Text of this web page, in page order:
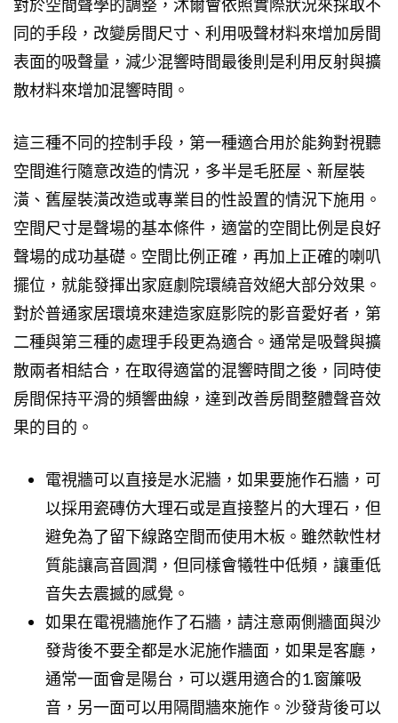
對於空間聲學的調整，沐爾會依照實際狀況來採取不
同的手段，改變房間尺寸、利用吸聲材料來增加房間
表面的吸聲量，減少混響時間最後則是利用反射與擴
散材料來增加混響時間。
這三種不同的控制手段，第一種適合用於能夠對視聽
空間進行隨意改造的情況，多半是毛胚屋、新屋裝
潢、舊屋裝潢改造或專業目的性設置的情況下施用。
空間尺寸是聲場的基本條件，適當的空間比例是良好
聲場的成功基礎。空間比例正確，再加上正確的喇叭
擺位，就能發揮出家庭劇院環繞音效絕大部分效果。
對於普通家居環境來建造家庭影院的影音愛好者，第
二種與第三種的處理手段更為適合。通常是吸聲與擴
散兩者相結合，在取得適當的混響時間之後，同時使
房間保持平滑的頻響曲線，達到改善房間整體聲音效
果的目的。
電視牆可以直接是水泥牆，如果要施作石牆，可
以採用瓷磚仿大理石或是直接整片的大理石，但
避免為了留下線路空間而使用木板。雖然軟性材
質能讓高音圓潤，但同樣會犧牲中低頻，讓重低
音失去震撼的感覺。
如果在電視牆施作了石牆，請注意兩側牆面與沙
發背後不要全都是水泥施作牆面，如果是客廳，
通常一面會是陽台，可以選用適合的1.窗簾吸
音，另一面可以用隔間牆來施作。沙發背後可以